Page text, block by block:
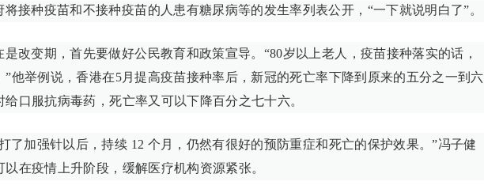
接种疫苗和不接种疫苗的人患有糖尿病等的发生率列表公开，“一下就说明白了”。
改变期，首先要做好公民教育和政策宣导。“80岁以上老人，疫苗接种落实的话，
”他举例说，香港在5月提高疫苗接种率后，新冠的死亡率下降到原来的五分之一到六
口服抗病毒药，死亡率又可以下降百分之七十六。
了加强针以后，持续 12 个月，仍然有很好的预防重症和死亡的保护效果。”冯子健
在疫情上升阶段，缓解医疗机构资源紧张。